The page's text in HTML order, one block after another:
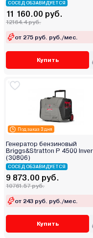
СОСЕД ОБЗАВИДУЕТСЯ
11 160.00 руб.
12164.4 руб.
от 275 руб. руб./мес.
Купить
Под заказ 3 дня
Генератор бензиновый
Briggs&Stratton P 4500
(30806)
СОСЕД ОБЗАВИДУЕТСЯ
9 873.00 руб.
10761.57 руб.
от 243 руб. руб./мес.
Купить